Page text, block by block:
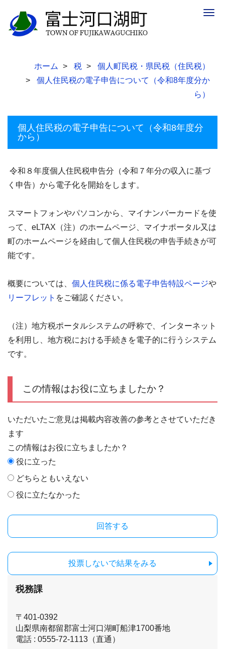
ホーム 税
個人町民税・県民税（住民税）
個人住民税の電子申告について（令和8年度分か
ら）
個人住民税の電子申告について（令和8年度分
から）
令和８年度個人住民税申告分（令和７年分の収入に基づ
く申告）から電子化を開始をします。
スマートフォンやパソコンから、マイナンバーカードを使
って、eLTAX（注）のホームページ、マイナポータル又は
町のホームページを経由して個人住民税の申告手続きが可
能です。
概要については、 個人住民税に係る電子申告特設ページや
リーフレット をご確認ください。
（注）地方税ポータルシステムの呼称で、インターネット
を利用し、地方税における手続きを電子的に行うシステム
です。
この情報はお役に立ちましたか？
いただいたご意見は掲載内容改善の参考とさせていただき
ます
この情報はお役に立ちましたか？
役に立った
どちらともいえない
役に立たなかった
投票しないで結果をみる
税務課
〒401-0392
山梨県南都留郡富士河口湖町船津1700番地
電話 : 0555-72-1113（直通）